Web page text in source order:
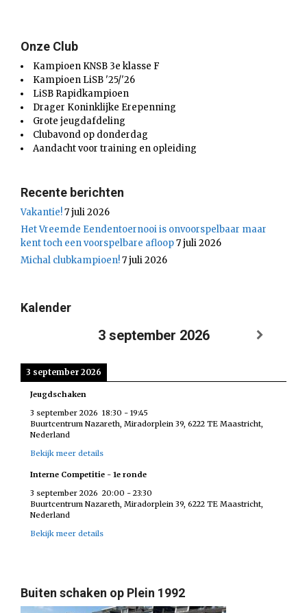
Onze Club
Kampioen KNSB 3e klasse F
Kampioen LiSB '25/'26
LiSB Rapidkampioen
Drager Koninklijke Erepenning
Grote jeugdafdeling
Clubavond op donderdag
Aandacht voor training en opleiding
Recente berichten
Vakantie!7 juli 2026
Het Vreemde Eendentoernooi is onvoorspelbaar maar
kent toch een voorspelbare afloop7 juli 2026
Michal clubkampioen!7 juli 2026
Kalender
3 september 2026
3 september 2026
Jeugdschaken
3 september 2026 18:30 - 19:45
Buurtcentrum Nazareth, Miradorplein 39, 6222 TE Maastricht,
Nederland
Bekijk meer details
Interne Competitie - 1e ronde
3 september 2026 20:00 - 23:30
Buurtcentrum Nazareth, Miradorplein 39, 6222 TE Maastricht,
Nederland
Bekijk meer details
Buiten schaken op Plein 1992